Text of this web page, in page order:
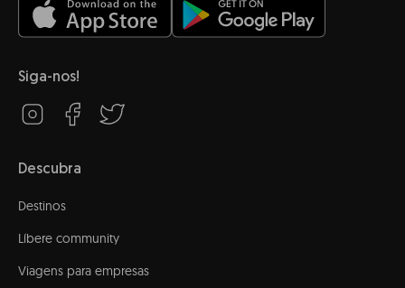
Siga-nos!
Descubra
Destinos
Líbere community
Viagens para empresas